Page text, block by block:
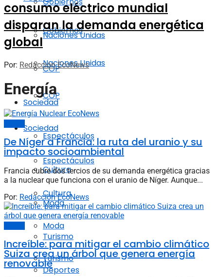
Naciones Unidas
COP
Sociedad
Espectáculos
Cultura
Moda
Turismo
Deportes
Gobiernos
Naciones Unidas
COP
Sociedad
Espectáculos
Cultura
Moda
Turismo
consumo eléctrico mundial
disparan la demanda energética
global
Por: Redacción EcoNews
Energía
De Níger a Francia: la ruta del uranio y su
impacto socioambiental
Francia cubre dos tercios de su demanda energética gracias
a la nuclear que funciona con el uranio de Níger. Aunque...
Por: Redacción EcoNews
Increíble: para mitigar el cambio climático
Suiza crea un árbol que genera energía
renovable